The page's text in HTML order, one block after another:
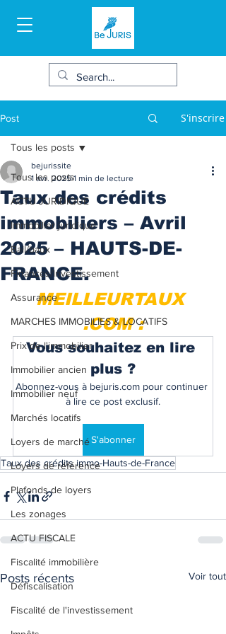
Post S'inscrire
Tous les posts
ACTU JURIDIQUE
Immobilier juridique
Bail/baux
Finances/Investissement
Assurance
MARCHES IMMOBILIES & LOCATIFS
Prix de l'immobilier
Immobilier ancien
Immobilier neuf
Marchés locatifs
Loyers de marché
Loyers de référence
Plafonds de loyers
Les zonages
ACTU FISCALE
Fiscalité immobilière
Défiscalisation
Fiscalité de l'investissement
Tous les posts
Taux des crédits
immobiliers – Avril
2025 – HAUTS-DE-
FRANCE.
bejurissite
1 avr. 2025 1 min de lecture
MEILLEURTAUX
.COM :
Vous souhaitez en lire
plus ?
Abonnez-vous à bejuris.com pour continuer
à lire ce post exclusif.
S'abonner
Taux des crédits immo-Hauts-de-France
Posts récents Voir tout